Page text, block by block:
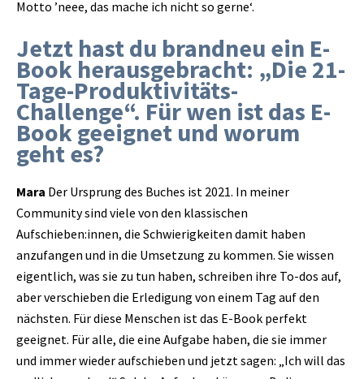
Motto ’neee, das mache ich nicht so gerne‘.
Jetzt hast du brandneu ein E-
Book herausgebracht: „Die 21-
Tage-Produktivitäts-
Challenge“. Für wen ist das E-
Book geeignet und worum
geht es?
Mara Der Ursprung des Buches ist 2021. In meiner
Community sind viele von den klassischen
Aufschieben:innen, die Schwierigkeiten damit haben
anzufangen und in die Umsetzung zu kommen. Sie wissen
eigentlich, was sie zu tun haben, schreiben ihre To-dos auf,
aber verschieben die Erledigung von einem Tag auf den
nächsten. Für diese Menschen ist das E-Book perfekt
geeignet. Für alle, die eine Aufgabe haben, die sie immer
und immer wieder aufschieben und jetzt sagen: „Ich will das